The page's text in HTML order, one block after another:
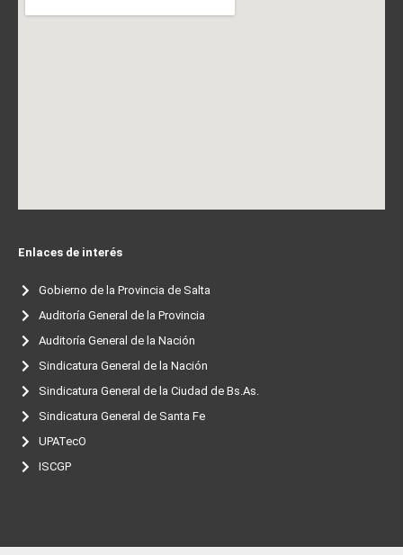
Enlaces de interés
Gobierno de la Provincia de Salta
Auditoría General de la Provincia
Auditoría General de la Nación
Sindicatura General de la Nación
Sindicatura General de la Ciudad de Bs.As.
Sindicatura General de Santa Fe
UPATecO
ISCGP